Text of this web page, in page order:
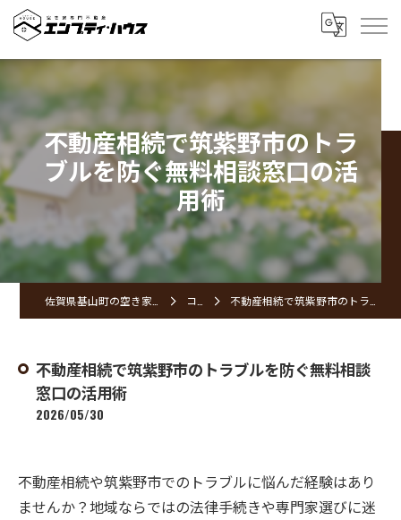
不動産相続で筑紫野市のトラ
ブルを防ぐ無料相談窓口の活
用術
コラム 不動産相続で筑紫野市のトラブルを防ぐ無料相談窓口の活用術
不動産相続で筑紫野市のトラブルを防ぐ無料相談
窓口の活用術
2026/05/30
不動産相続や筑紫野市でのトラブルに悩んだ経験はあり
ませんか？地域ならではの法律手続きや専門家選びに迷